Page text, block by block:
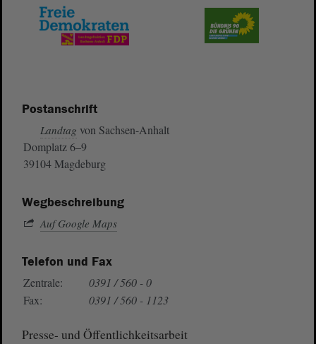
Postanschrift
Landtag von Sachsen-Anhalt
Domplatz 6–9
39104 Magdeburg
Wegbeschreibung
Auf Google Maps
Telefon und Fax
Zentrale:
0391 / 560 - 0
Fax:
0391 / 560 - 1123
Presse- und Öffentlichkeitsarbeit